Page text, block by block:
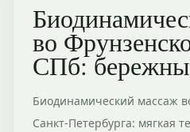
во
СПб:
Биодинамический массаж
Санкт-Петербурга: мягкая